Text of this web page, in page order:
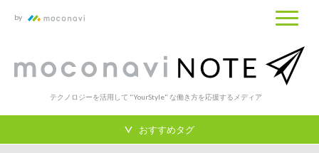
テクノロジーを活用して "YourStyle" な働き方を応援するメディア
by
おすすめタグ